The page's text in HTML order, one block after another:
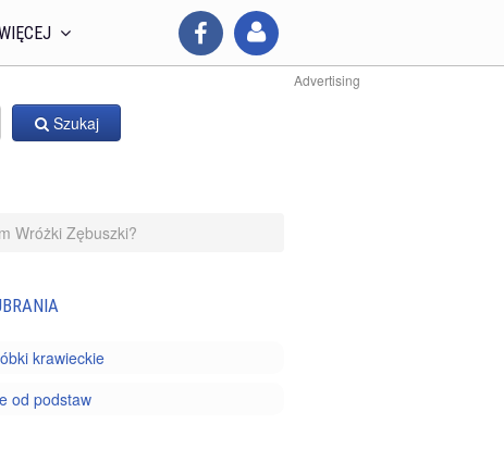
Advertising
Szukaj
Wróżki Zębuszki?
krawieckie
od podstaw